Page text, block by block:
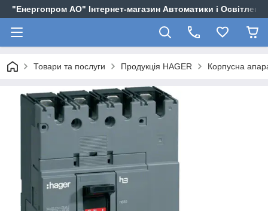
"Енергопром АО" Інтернет-магазин Автоматики і Освітлення
Товари та послуги Продукція HAGER Корпусна